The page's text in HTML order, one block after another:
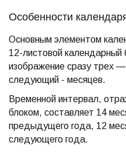
Особенности
Основным элементом
12-листовой
изображение сразу трех
следующий - месяцев.
Временной интервал,
блоком, составляет 14
предыдущего года, 12
следующего года.